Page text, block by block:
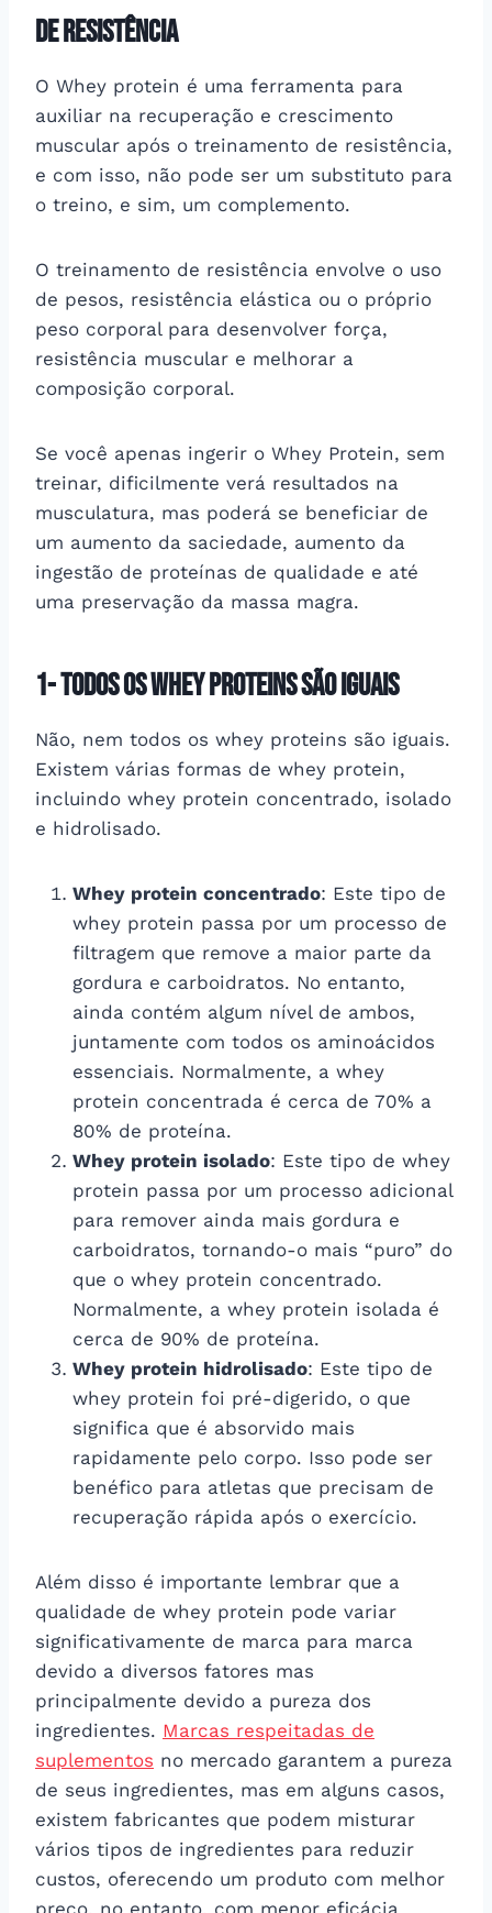
de resistência
O Whey protein é uma ferramenta para
auxiliar na recuperação e crescimento
muscular após o treinamento de resistência,
e com isso, não pode ser um substituto para
o treino, e sim, um complemento.
O treinamento de resistência envolve o uso
de pesos, resistência elástica ou o próprio
peso corporal para desenvolver força,
resistência muscular e melhorar a
composição corporal.
Se você apenas ingerir o Whey Protein, sem
treinar, dificilmente verá resultados na
musculatura, mas poderá se beneficiar de
um aumento da saciedade, aumento da
ingestão de proteínas de qualidade e até
uma preservação da massa magra.
1- Todos os whey proteins são iguais
Não, nem todos os whey proteins são iguais.
Existem várias formas de whey protein,
incluindo whey protein concentrado, isolado
e hidrolisado.
Whey protein concentrado: Este tipo de
whey protein passa por um processo de
filtragem que remove a maior parte da
gordura e carboidratos. No entanto,
ainda contém algum nível de ambos,
juntamente com todos os aminoácidos
essenciais. Normalmente, a whey
protein concentrada é cerca de 70% a
80% de proteína.
Whey protein isolado: Este tipo de whey
protein passa por um processo adicional
para remover ainda mais gordura e
carboidratos, tornando-o mais “puro” do
que o whey protein concentrado.
Normalmente, a whey protein isolada é
cerca de 90% de proteína.
Whey protein hidrolisado: Este tipo de
whey protein foi pré-digerido, o que
significa que é absorvido mais
rapidamente pelo corpo. Isso pode ser
benéfico para atletas que precisam de
recuperação rápida após o exercício.
Além disso é importante lembrar que a
qualidade de whey protein pode variar
significativamente de marca para marca
devido a diversos fatores mas
principalmente devido a pureza dos
ingredientes. Marcas respeitadas de
suplementos no mercado garantem a pureza
de seus ingredientes, mas em alguns casos,
existem fabricantes que podem misturar
vários tipos de ingredientes para reduzir
custos, oferecendo um produto com melhor
preço, no entanto, com menor eficácia